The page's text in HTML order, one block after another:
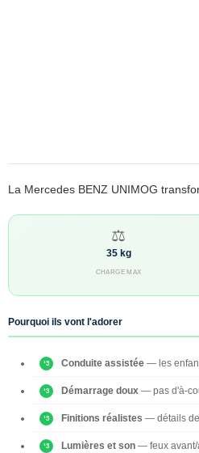
La Mercedes BENZ UNIMOG
⚖️
35 kg
CHARGE MAX
Pourquoi ils vont l'adorer
Conduite assistée — les
Démarrage doux — pas d'à-
Finitions réalistes — détails de
Lumières et son — feux avant/